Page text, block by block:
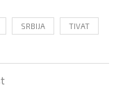
SRBIJA TIVAT